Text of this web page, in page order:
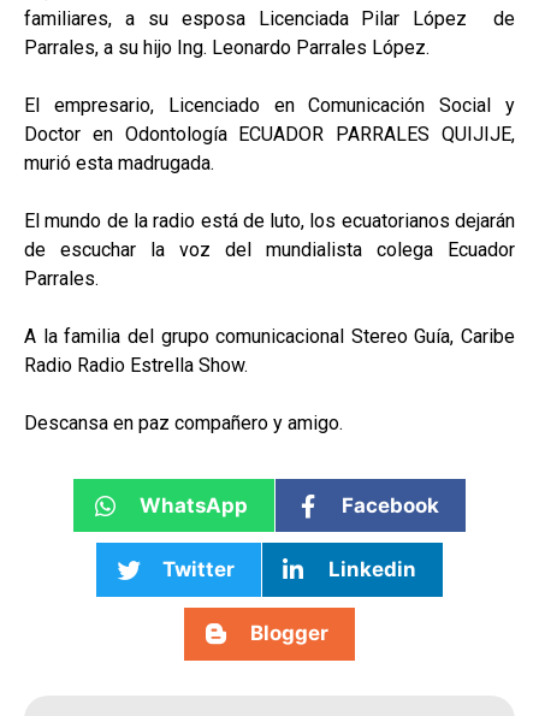
familiares, a su esposa Licenciada Pilar López de
Parrales, a su hijo Ing. Leonardo Parrales López.
El empresario, Licenciado en Comunicación Social y
Doctor en Odontología ECUADOR PARRALES QUIJIJE,
murió esta madrugada.
El mundo de la radio está de luto, los ecuatorianos dejarán
de escuchar la voz del mundialista colega Ecuador
Parrales.
A la familia del grupo comunicacional Stereo Guía, Caribe
Radio Radio Estrella Show.
Descansa en paz compañero y amigo.
WhatsApp Facebook
Twitter Linkedin
Blogger